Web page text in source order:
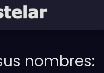
nombres: